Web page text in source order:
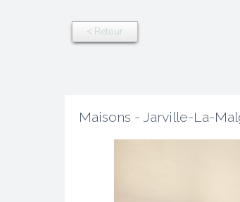
< Retour
Maisons - Jarville-La-